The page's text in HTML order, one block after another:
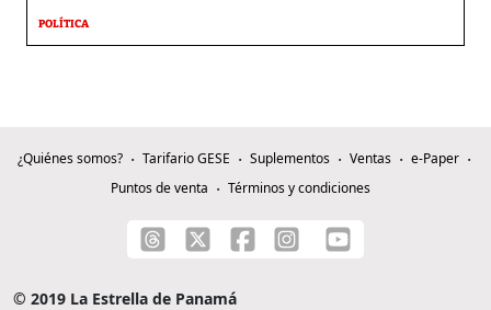
POLÍTICA
¿Quiénes somos? Tarifario GESE Suplementos Ventas
e-Paper
Puntos de venta
Términos y condiciones
© 2019 La Estrella de Panamá